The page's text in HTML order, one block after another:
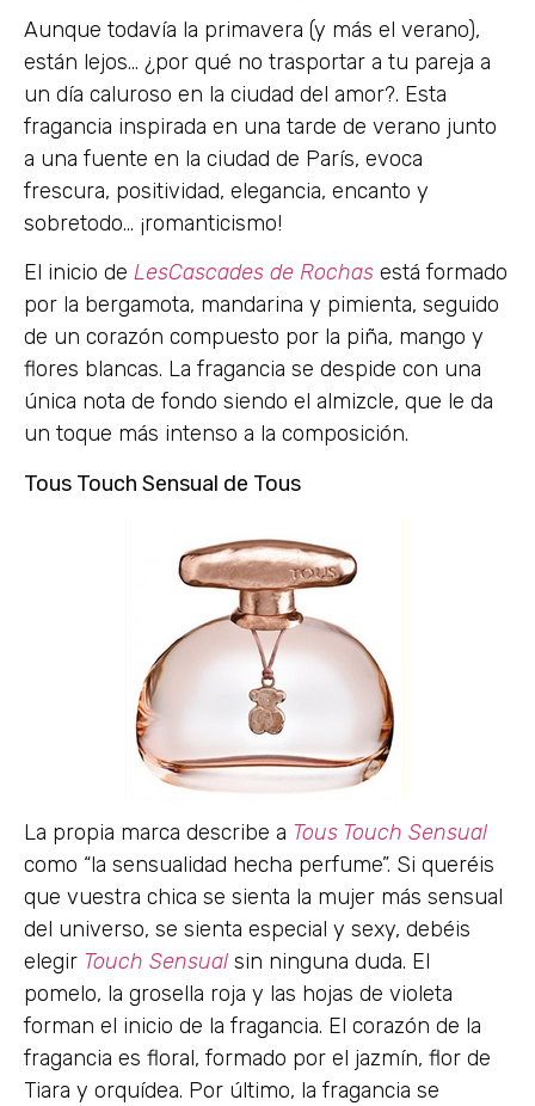
Aunque todavía la primavera (y más el verano),
están lejos… ¿por qué no trasportar a tu pareja a
un día caluroso en la ciudad del amor?. Esta
fragancia inspirada en una tarde de verano junto
a una fuente en la ciudad de París, evoca
frescura, positividad, elegancia, encanto y
sobretodo… ¡romanticismo!
El inicio de LesCascades de Rochas está formado
por la bergamota, mandarina y pimienta, seguido
de un corazón compuesto por la piña, mango y
flores blancas. La fragancia se despide con una
única nota de fondo siendo el almizcle, que le da
un toque más intenso a la composición.
Tous Touch Sensual de Tous
La propia marca describe a Tous Touch Sensual
como “la sensualidad hecha perfume”. Si queréis
que vuestra chica se sienta la mujer más sensual
del universo, se sienta especial y sexy, debéis
elegir Touch Sensual sin ninguna duda. El
pomelo, la grosella roja y las hojas de violeta
forman el inicio de la fragancia. El corazón de la
fragancia es floral, formado por el jazmín, flor de
Tiara y orquídea. Por último, la fragancia se